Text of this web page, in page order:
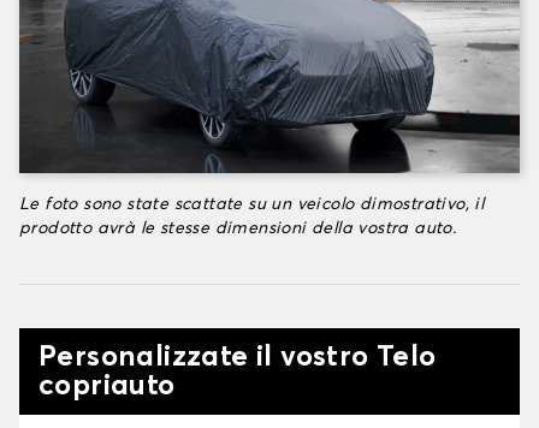
Le foto sono state scattate su un veicolo dimostrativo, il
prodotto avrà le stesse dimensioni della vostra auto.
Personalizzate il vostro Telo
copriauto